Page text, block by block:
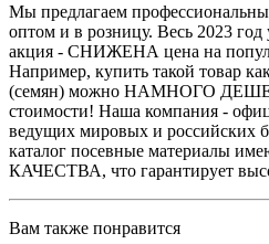
Мы предлагаем
оптом и в розницу. Весь 2023
акция - СНИЖЕНА цена на
Например, купить такой товар
(семян) можно НАМНОГО
стоимости! Наша компания -
ведущих мировых и российских
каталог посевные материалы
КАЧЕСТВА, что гарантирует
Вам также понравится